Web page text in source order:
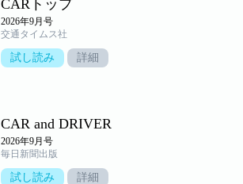
CARトップ
2026年9月号
交通タイムス社
試し読み 詳細
CAR and DRIVER
2026年9月号
毎日新聞出版
試し読み 詳細